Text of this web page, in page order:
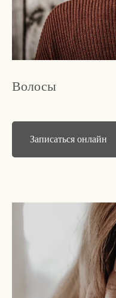
Волосы
Записаться онлайн